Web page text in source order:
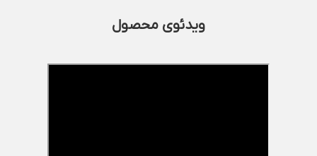
ویدئوی محصول